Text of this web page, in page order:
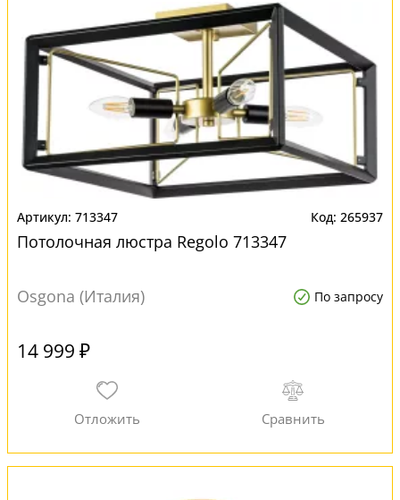
713347 265937
Потолочная люстра Regolo 713347
Osgona (Италия) По запросу
14 999 ₽